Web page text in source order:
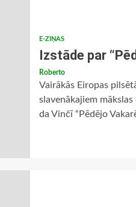
E-ZIŅAS
Izstāde par
Roberto
Vairākās Eiropas
slavenākajiem
da Vinčī “Pēdējo